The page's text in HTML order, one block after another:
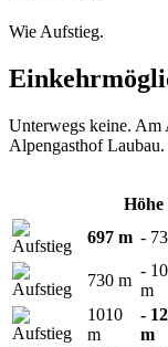
Wie Aufstieg.
Unterwegs keine. Am
Alpengasthof Laubau.
Höhe
697 m -
730 m
-
m
1010
m
-
m